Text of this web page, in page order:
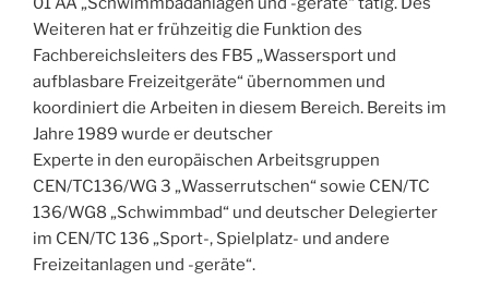
Weiteren hat er frühzeitig die Funktion des
Fachbereichsleiters des FB5 „Wassersport und
aufblasbare Freizeitgeräte“ übernommen und
koordiniert die Arbeiten in diesem Bereich. Bereits im
Jahre 1989 wurde er deutscher
Experte in den europäischen Arbeitsgruppen
CEN/TC136/WG 3 „Wasserrutschen“ sowie CEN/TC
136/WG8 „Schwimmbad“ und deutscher Delegierter
im CEN/TC 136 „Sport-, Spielplatz- und andere
Freizeitanlagen und -geräte“.